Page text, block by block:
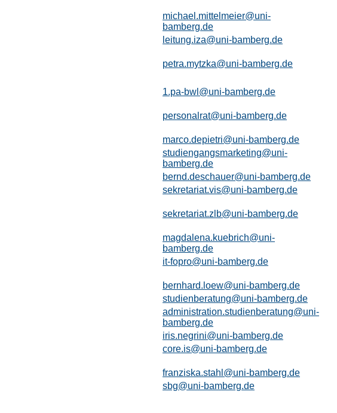
michael.mittelmeier@uni-
bamberg.de
leitung.iza@uni-bamberg.de
petra.mytzka@uni-bamberg.de
1.pa-bwl@uni-bamberg.de
personalrat@uni-bamberg.de
marco.depietri@uni-bamberg.de
studiengangsmarketing@uni-
bamberg.de
bernd.deschauer@uni-bamberg.de
sekretariat.vis@uni-bamberg.de
sekretariat.zlb@uni-bamberg.de
magdalena.kuebrich@uni-
bamberg.de
it-fopro@uni-bamberg.de
bernhard.loew@uni-bamberg.de
studienberatung@uni-bamberg.de
administration.studienberatung@uni-
bamberg.de
iris.negrini@uni-bamberg.de
core.is@uni-bamberg.de
franziska.stahl@uni-bamberg.de
sbg@uni-bamberg.de